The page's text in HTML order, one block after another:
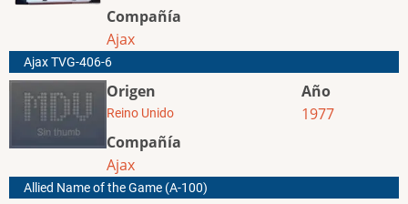
Compañía
Ajax
Ajax TVG-406-6
Origen
Reino Unido
Compañía
Ajax
Año
1977
Allied Name of the Game (A-100)